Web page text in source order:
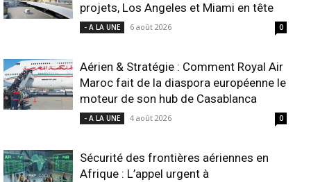
projets, Los Angeles et Miami en tête
- A LA UNE 6 août 2026 0
Aérien & Stratégie : Comment Royal Air
Maroc fait de la diaspora européenne le
moteur de son hub de Casablanca
- A LA UNE 4 août 2026 0
Sécurité des frontières aériennes en
Afrique : L’appel urgent à